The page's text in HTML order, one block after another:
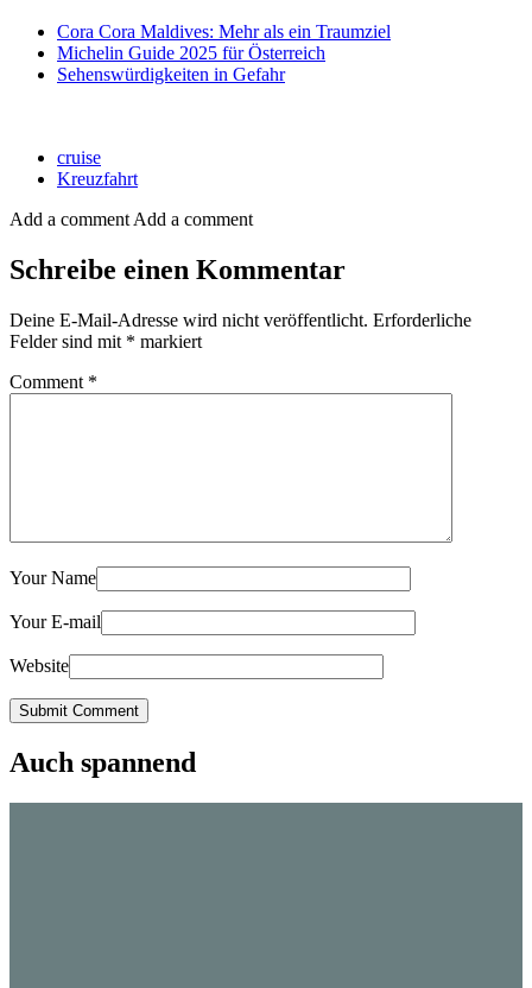
Cora Cora Maldives: Mehr als ein Traumziel
Michelin Guide 2025 für Österreich
Sehenswürdigkeiten in Gefahr
cruise
Kreuzfahrt
Add a comment Add a comment
Schreibe einen Kommentar
Deine E-Mail-Adresse wird nicht veröffentlicht. Erforderliche
Felder sind mit * markiert
Comment *
Your Name
Your E-mail
Website
Submit Comment
Auch spannend